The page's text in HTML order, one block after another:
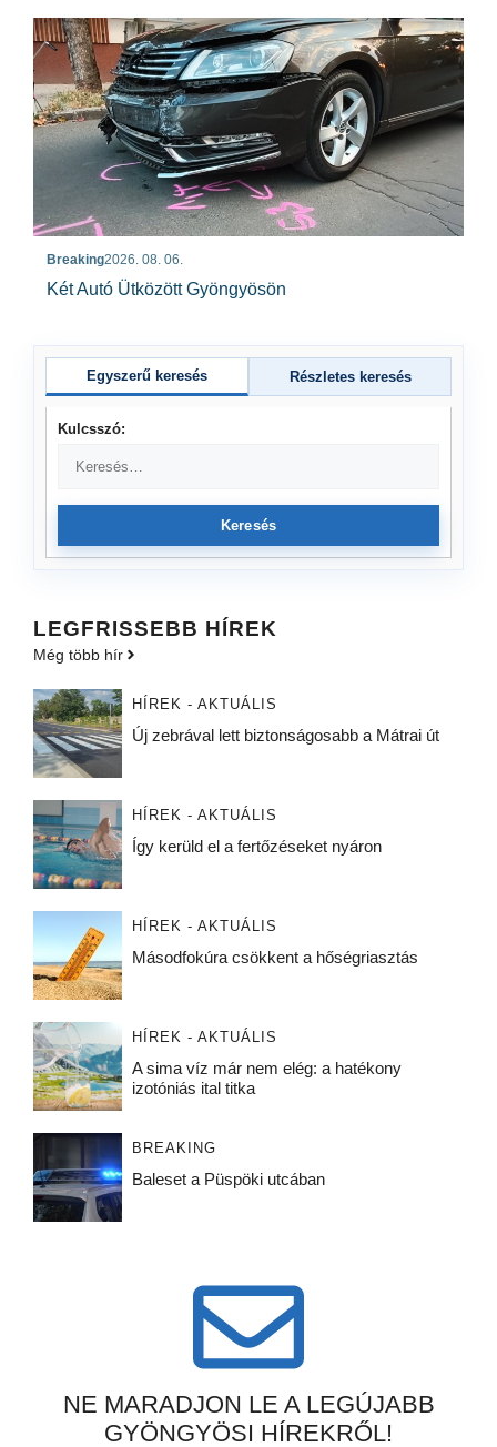
Breaking2026. 08. 06.
Két Autó Ütközött Gyöngyösön
Egyszerű keresés Részletes keresés
Kulcsszó:
Keresés
LEGFRISSEBB HÍREK
Még több hír
HÍREK - AKTUÁLIS
Új zebrával lett biztonságosabb a Mátrai út
HÍREK - AKTUÁLIS
Így kerüld el a fertőzéseket nyáron
HÍREK - AKTUÁLIS
Másodfokúra csökkent a hőségriasztás
HÍREK - AKTUÁLIS
A sima víz már nem elég: a hatékony
izotóniás ital titka
BREAKING
Baleset a Püspöki utcában
NE MARADJON LE A LEGÚJABB
GYÖNGYÖSI HÍREKRŐL!